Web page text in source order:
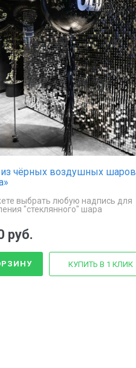
чёрных воздушных шаров
выбрать любую надпись для
"стеклянного" шара
руб.
КУПИТЬ В 1 КЛИК